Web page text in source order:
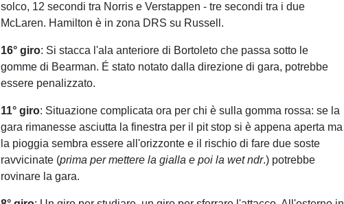
solco, 12 secondi tra Norris e Verstappen - tre secondi tra i due
McLaren. Hamilton è in zona DRS su Russell.
16° giro: Si stacca l'ala anteriore di Bortoleto che passa sotto le
gomme di Bearman. É stato notato dalla direzione di gara, potrebbe
essere penalizzato.
11° giro: Situazione complicata ora per chi è sulla gomma rossa: se la
gara rimanesse asciutta la finestra per il pit stop si è appena aperta ma
la pioggia sembra essere all'orizzonte e il rischio di fare due soste
ravvicinate (prima per mettere la gialla e poi la wet ndr.) potrebbe
rovinare la gara.